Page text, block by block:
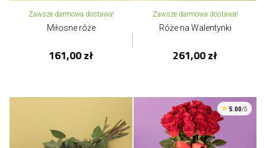
Zawsze darmowa dostawa!
Miłosne róże
161,00 zł
Zawsze darmowa dostawa!
Róże na Walentynki
261,00 zł
5.00/5